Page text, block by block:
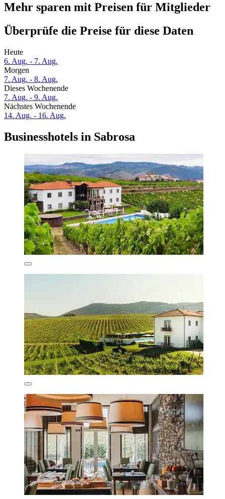
Mehr sparen mit Preisen für Mitglieder
Überprüfe die Preise für diese Daten
Heute
6. Aug. - 7. Aug.
Morgen
7. Aug. - 8. Aug.
Dieses Wochenende
7. Aug. - 9. Aug.
Nächstes Wochenende
14. Aug. - 16. Aug.
Businesshotels in Sabrosa